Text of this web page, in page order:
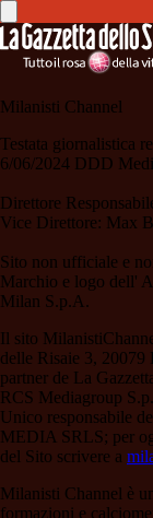
Milanisti Channel
Testata giornalistica
6/06/2024 DDD
Direttore
Vice Direttore: Max
Sito non ufficiale e
Marchio e logo dell'
Milan S.p.A.
Il sito
delle Risaie 3,
partner de La
RCS Mediagroup
Unico responsabile
MEDIA SRLS; per
del Sito scrivere a
Milanisti Channel è
formazioni e